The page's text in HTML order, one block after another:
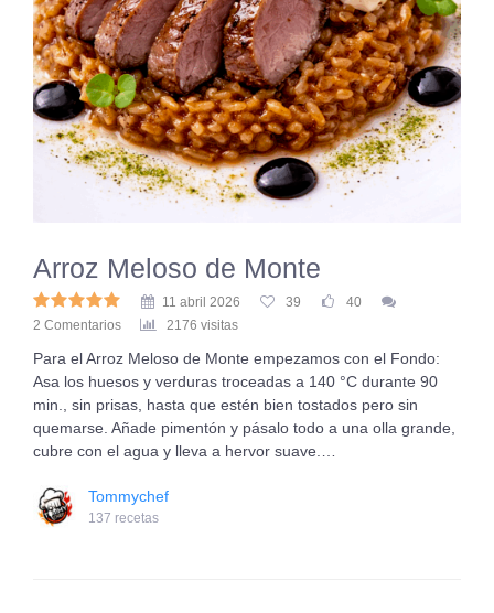
Arroz Meloso de Monte
11 abril 2026 39
40
2 Comentarios
2176 visitas
Para el Arroz Meloso de Monte empezamos con el Fondo:
Asa los huesos y verduras troceadas a 140 °C durante 90
min., sin prisas, hasta que estén bien tostados pero sin
quemarse. Añade pimentón y pásalo todo a una olla grande,
cubre con el agua y lleva a hervor suave.…
Tommychef
137 recetas